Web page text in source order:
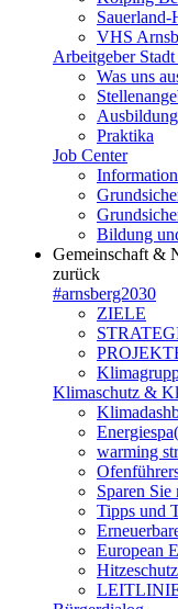
VHS
Arbeitgeber
Was uns
Ausbildung
Praktika
Job Center
Bildung
Gemeinschaft &
zurück
#arnsberg2030
ZIELE
Klimaschutz &
warming
Sparen Sie
Tipps und
European